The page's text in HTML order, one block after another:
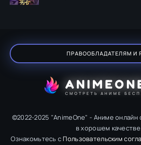
ПРАВООБЛАДАТЕЛЯМ И
СМОТРЕТЬ АНИМЕ
©2022-2025 "AnimeOne" - Аниме онлайн
в хорошем
Ознакомьтесь с Пользовательским